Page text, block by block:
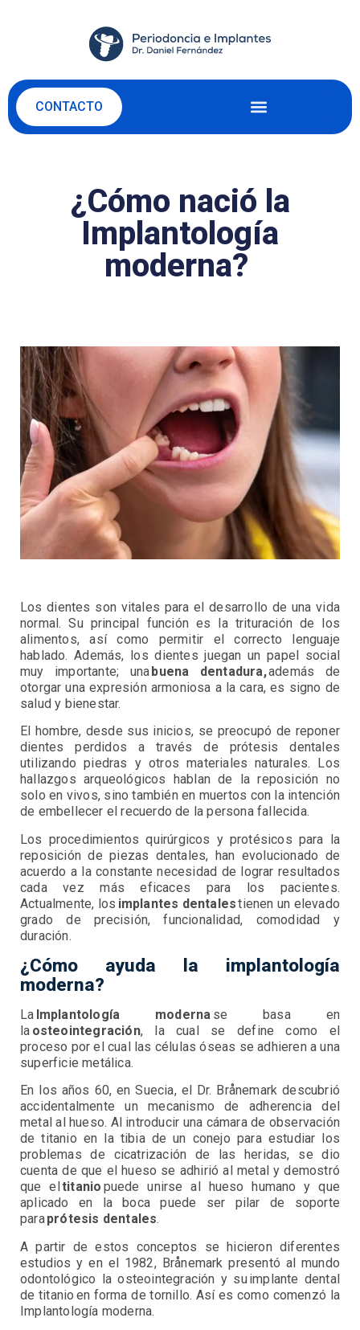
CONTACTO
¿Cómo nació la
Implantología
moderna?
Los dientes son vitales para el desarrollo de una vida
normal. Su principal función es la trituración de los
alimentos, así como permitir el correcto lenguaje
hablado. Además, los dientes juegan un papel social
muy importante; unabuena dentadura,además de
otorgar una expresión armoniosa a la cara, es signo de
salud y bienestar.
El hombre, desde sus inicios, se preocupó de reponer
dientes perdidos a través de prótesis dentales
utilizando piedras y otros materiales naturales. Los
hallazgos arqueológicos hablan de la reposición no
solo en vivos, sino también en muertos con la intención
de embellecer el recuerdo de la persona fallecida.
Los procedimientos quirúrgicos y protésicos para la
reposición de piezas dentales, han evolucionado de
acuerdo a la constante necesidad de lograr resultados
cada vez más eficaces para los pacientes.
Actualmente, los implantes dentalestienen un elevado
grado de precisión, funcionalidad, comodidad y
duración.
¿Cómo ayuda la implantología
moderna?
La Implantología moderna se basa en
la osteointegración, la cual se define como el
proceso por el cual las células óseas se adhieren a una
superficie metálica.
En los años 60, en Suecia, el Dr. Brånemark descubrió
accidentalmente un mecanismo de adherencia del
metal al hueso. Al introducir una cámara de observación
de titanio en la tibia de un conejo para estudiar los
problemas de cicatrización de las heridas, se dio
cuenta de que el hueso se adhirió al metal y demostró
que el titanio puede unirse al hueso humano y que
aplicado en la boca puede ser pilar de soporte
paraprótesis dentales.
A partir de estos conceptos se hicieron diferentes
estudios y en el 1982, Brånemark presentó al mundo
odontológico la osteointegración y su implante dental
de titanio en forma de tornillo. Así es como comenzó la
Implantología moderna.